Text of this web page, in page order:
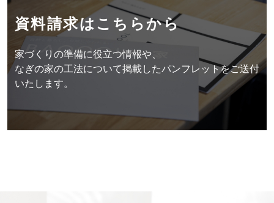
お問い合わせはこちらから
資料請求はこちらから
家づくりの準備に役立つ情報や、
なぎの家の工法について掲載したパンフレットをご送付
いたします。